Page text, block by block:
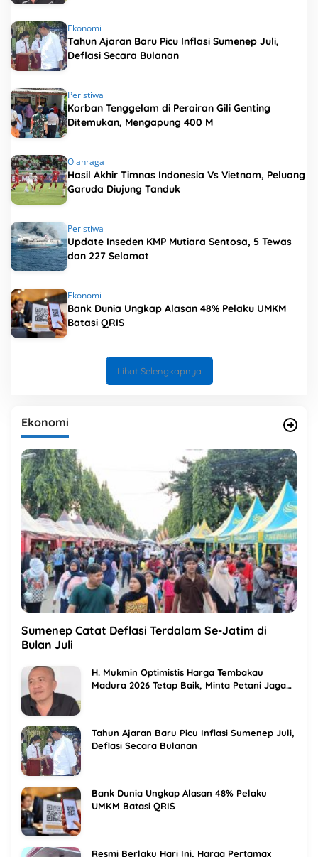
Ekonomi
Tahun Ajaran Baru Picu Inflasi Sumenep Juli,
Deflasi Secara Bulanan
Peristiwa
Korban Tenggelam di Perairan Gili Genting
Ditemukan, Mengapung 400 M
Olahraga
Hasil Akhir Timnas Indonesia Vs Vietnam, Peluang
Garuda Diujung Tanduk
Peristiwa
Update Inseden KMP Mutiara Sentosa, 5 Tewas
dan 227 Selamat
Ekonomi
Bank Dunia Ungkap Alasan 48% Pelaku UMKM
Batasi QRIS
Lihat Selengkapnya
Ekonomi
Sumenep Catat Deflasi Terdalam Se-Jatim di
Bulan Juli
H. Mukmin Optimistis Harga Tembakau
Madura 2026 Tetap Baik, Minta Petani Jaga
Tahun Ajaran Baru Picu Inflasi Sumenep Juli,
Deflasi Secara Bulanan
Bank Dunia Ungkap Alasan 48% Pelaku
UMKM Batasi QRIS
Resmi Berlaku Hari Ini, Harga Pertamax